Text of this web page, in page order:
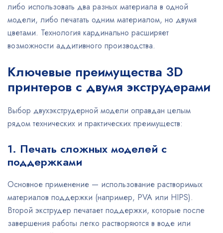
либо использовать два разных материала в одной
модели, либо печатать одним материалом, но двумя
цветами. Технология кардинально расширяет
возможности аддитивного производства.
Ключевые преимущества 3D
принтеров с двумя экструдерами
Выбор двухэкструдерной модели оправдан целым
рядом технических и практических преимуществ:
1. Печать сложных моделей с
поддержками
Основное применение — использование растворимых
материалов поддержки (например, PVA или HIPS).
Второй экструдер печатает поддержки, которые после
завершения работы легко растворяются в воде или